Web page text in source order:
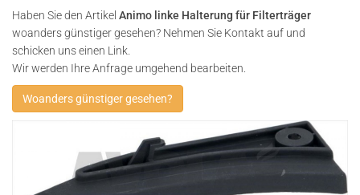
Haben Sie den Artikel Animo linke Halterung für Filterträger
woanders günstiger gesehen? Nehmen Sie Kontakt auf und
schicken uns einen Link.
Wir werden Ihre Anfrage umgehend bearbeiten.
Woanders günstiger gesehen?